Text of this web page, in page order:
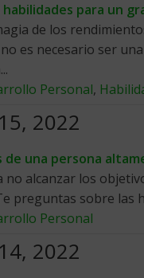
habilidades para un
de los
es necesario ser una
Personal,
2022
de una persona
no alcanzar los
preguntas sobre las
Personal
2022